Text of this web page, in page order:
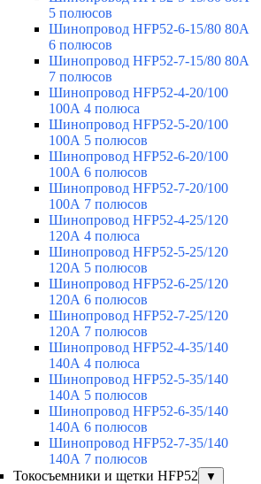
5 полюсов
Шинопровод HFP52-6-15/80 80А
6 полюсов
Шинопровод HFP52-7-15/80 80А
7 полюсов
Шинопровод HFP52-4-20/100
100А 4 полюса
Шинопровод HFP52-5-20/100
100А 5 полюсов
Шинопровод HFP52-6-20/100
100А 6 полюсов
Шинопровод HFP52-7-20/100
100А 7 полюсов
Шинопровод HFP52-4-25/120
120А 4 полюса
Шинопровод HFP52-5-25/120
120А 5 полюсов
Шинопровод HFP52-6-25/120
120А 6 полюсов
Шинопровод HFP52-7-25/120
120А 7 полюсов
Шинопровод HFP52-4-35/140
140А 4 полюса
Шинопровод HFP52-5-35/140
140А 5 полюсов
Шинопровод HFP52-6-35/140
140А 6 полюсов
Шинопровод HFP52-7-35/140
140А 7 полюсов
Токосъемники и щетки HFP52
▼